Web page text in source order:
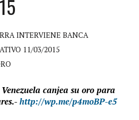
INTERVIENE BANCA
11/03/2015
canjea su oro para
http://wp.me/p4moBP-e5